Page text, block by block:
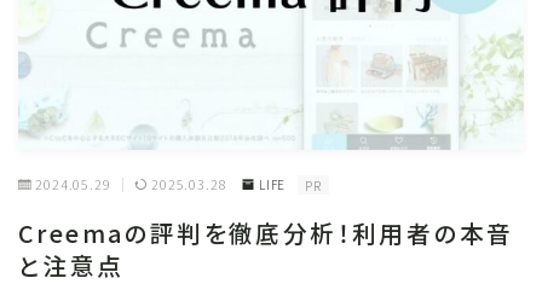
2024.05.29 2025.03.28 LIFE PR
Creemaの評判を徹底分析！利用者の本音
と注意点